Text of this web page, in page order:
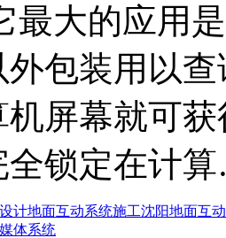
最大的应用
外包装用以
机屏幕就可
全锁定在计
计地面互动系统施工沈阳地面互
体系统